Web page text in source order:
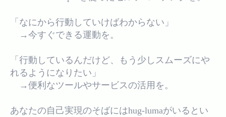
「なにから行動していけばわからない」
→今すぐできる運動を。
「行動しているんだけど、もう少しスムーズにや
れるようになりたい」
→便利なツールやサービスの活用を。
あなたの自己実現のそばにはhug-lumaがいるとい